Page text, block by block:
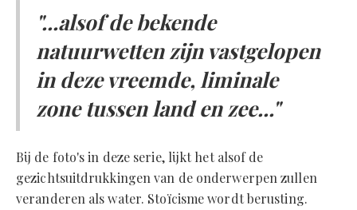
"...alsof de bekende
natuurwetten zijn vastgelopen
in deze vreemde, liminale
zone tussen land en zee..."
Bij de foto's in deze serie, lijkt het alsof de
gezichtsuitdrukkingen van de onderwerpen zullen
veranderen als water. Stoïcisme wordt berusting.